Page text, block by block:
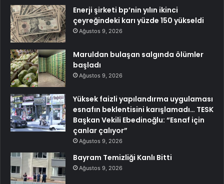
Enerji şirketi bp’nin yılın ikinci
çeyreğindeki karı yüzde 150 yükseldi
Ağustos 9, 2026
Maruldan bulaşan salgında ölümler
başladı
Ağustos 9, 2026
Yüksek faizli yapılandırma uygulaması
esnafın beklentisini karışlamadı… TESK
Başkan Vekili Ebedinoğlu: “Esnaf için
çanlar çalıyor”
Ağustos 9, 2026
Bayram Temizliği Kanlı Bitti
Ağustos 9, 2026